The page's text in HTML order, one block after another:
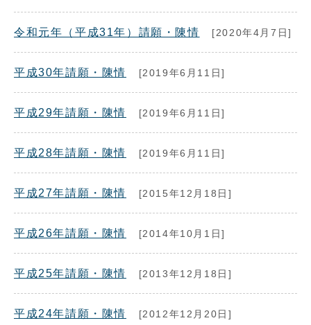
令和元年（平成31年）請願・陳情 [2020年4月7日]
平成30年請願・陳情 [2019年6月11日]
平成29年請願・陳情 [2019年6月11日]
平成28年請願・陳情 [2019年6月11日]
平成27年請願・陳情 [2015年12月18日]
平成26年請願・陳情 [2014年10月1日]
平成25年請願・陳情 [2013年12月18日]
平成24年請願・陳情 [2012年12月20日]